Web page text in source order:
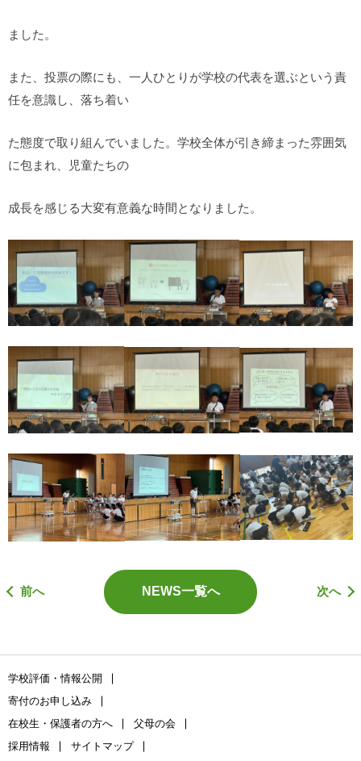
ました。
また、投票の際にも、一人ひとりが学校の代表を選ぶという責
任を意識し、落ち着い
た態度で取り組んでいました。学校全体が引き締まった雰囲気
に包まれ、児童たちの
成長を感じる大変有意義な時間となりました。
NEWS一覧へ
前へ 次へ
学校評価・情報公開
寄付のお申し込み
在校生・保護者の方へ
父母の会
採用情報
サイトマップ